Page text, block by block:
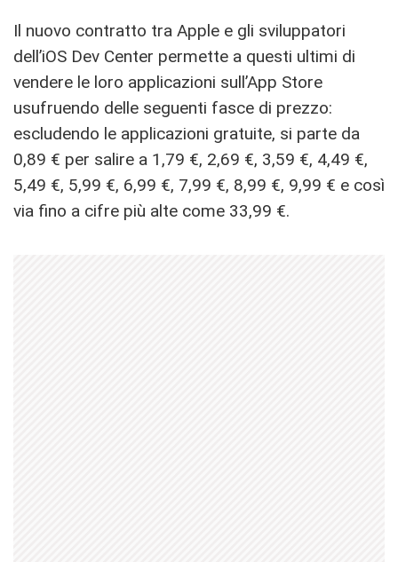
Il nuovo contratto tra Apple e gli sviluppatori
dell’iOS Dev Center permette a questi ultimi di
vendere le loro applicazioni sull’App Store
usufruendo delle seguenti fasce di prezzo:
escludendo le applicazioni gratuite, si parte da
0,89 € per salire a 1,79 €, 2,69 €, 3,59 €, 4,49 €,
5,49 €, 5,99 €, 6,99 €, 7,99 €, 8,99 €, 9,99 € e così
via fino a cifre più alte come 33,99 €.